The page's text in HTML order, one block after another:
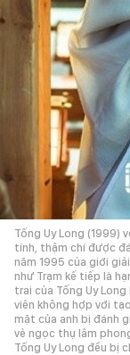
Tống Uy Long (1999)
tính, thậm chí được
năm 1995 của giới
như Trạm kế tiếp là
trai của Tống Uy
viên không hợp với
mặt của anh bị đánh
vẻ ngọc thụ lâm
Tống Uy Long đều bị